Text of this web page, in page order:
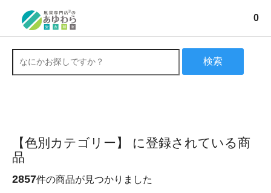
0
検索
【色別カテゴリー】 に登録されている商
品
2857件の商品が見つかりました